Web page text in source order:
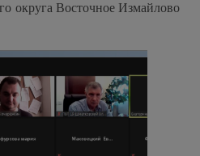
округа Восточное Измайлово